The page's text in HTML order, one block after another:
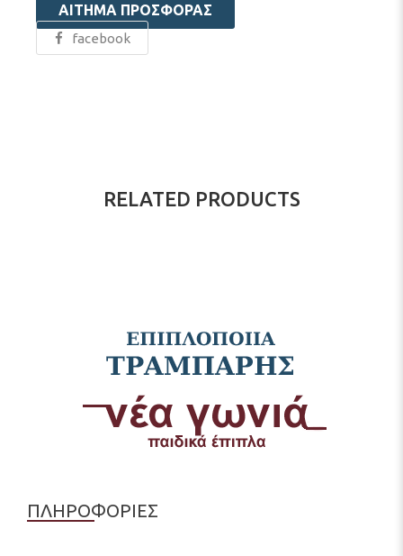
ΑΊΤΗΜΑ ΠΡΟΣΦΟΡΆΣ
facebook
RELATED PRODUCTS
ΠΛΗΡΟΦΟΡΙΕΣ